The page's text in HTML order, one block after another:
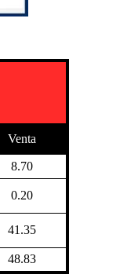
Venta
8.70
0.20
41.35
48.83